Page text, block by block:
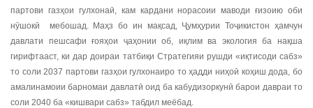
партови газҳои гулхонаӣ, кам кардани норасоии маводи ғизоию оби
нӯшокӣ мебошад. Маҳз бо ин мақсад, Ҷумҳурии Тоҷикистон ҳамчун
давлати пешсафи ғояҳои ҷаҳонии об, иқлим ва экология ба нақша
гирифтааст, ки дар доираи татбиқи Стратегияи рушди «иқтисоди сабз»
то соли 2037 партови газҳои гулхонаиро то ҳадди ниҳоӣ коҳиш дода, бо
амалинамоии барномаи давлатӣ оид ба кабудизоркунӣ барои давраи то
соли 2040 ба «кишвари сабз» табдил меёбад.